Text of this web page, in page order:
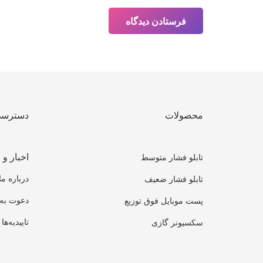
فرستادن دیدگاه
محصولات
تابلو فشار متوسط
تابلو فشار ضعیف
پست موبایل فوق توزیع
سکسیونر گازی
اخبار
درباره
دعوت
تاییدیه‌ها